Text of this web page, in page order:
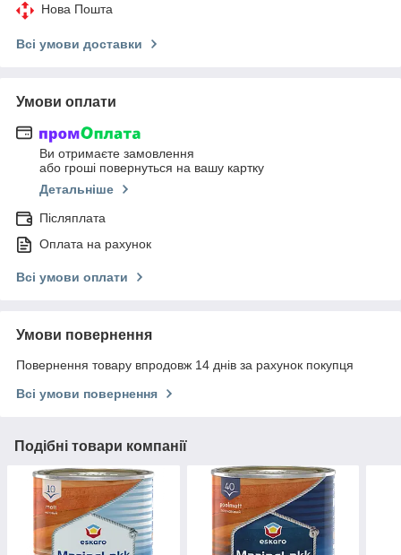
Нова Пошта
Всі умови доставки
Умови оплати
Ви отримаєте замовлення
або гроші повернуться на вашу картку
Детальніше
Післяплата
Оплата на рахунок
Всі умови оплати
Умови повернення
Повернення товару впродовж 14 днів за рахунок покупця
Всі умови повернення
Подібні товари компанії